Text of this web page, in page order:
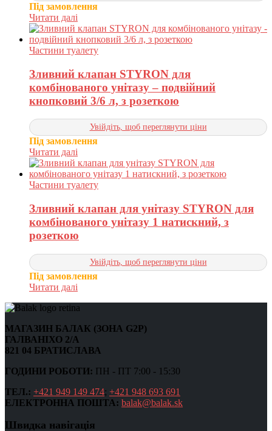
Під замовлення
Читати далі
Частини туалету
Зливний клапан STYRON для
комбінованого унітазу – подвійний
кнопковий 3/6 л, з розеткою
Увійдіть, щоб переглянути ціни
Під замовлення
Читати далі
Частини туалету
Зливний клапан для унітазу STYRON для
комбінованого унітазу 1 натискний, з
розеткою
Увійдіть, щоб переглянути ціни
Під замовлення
Читати далі
МАГАЗИН БАЛАК (ЗОНА G2P)
ГАЛВАНІХО 2/А
821 04 БРАТИСЛАВА
ГОДИНИ РОБОТИ: ПН - ПТ 7:00 - 15:30
ТЕЛ.: +421 949 149 474; +421 948 693 691
ЕЛЕКТРОННА ПОШТА: balak@balak.sk
Швидка навігація